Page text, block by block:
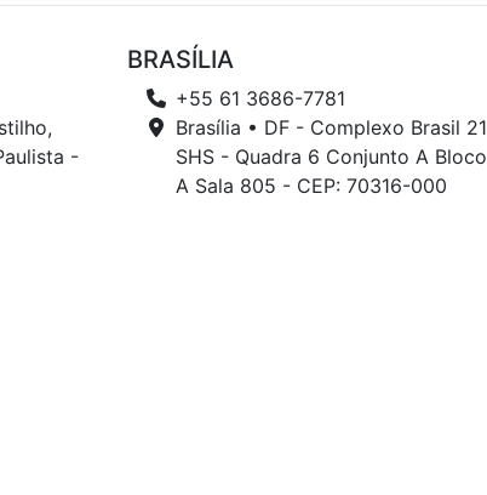
-
BRASÍLIA
+55 61 3686-7781
Brasília • DF - Complexo Brasil 21
SHS - Quadra 6 Conjunto A Bloco
A Sala 805 - CEP: 70316-000